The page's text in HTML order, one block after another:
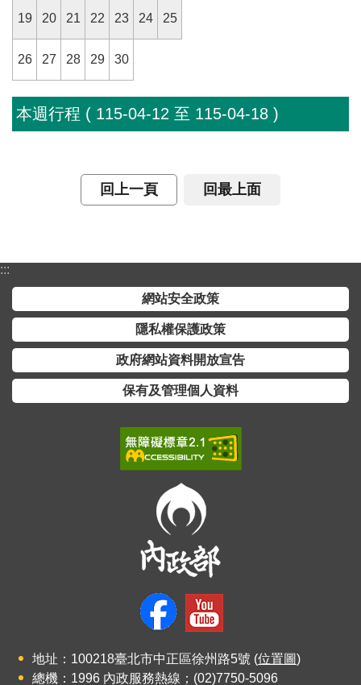
主
政
訊
息
互
流
回
首
雙
語
19 20 21 22 23 24 25
26 27 28 29 30
本週行程 ( 115-04-12 至 115-04-18 )
回上一頁 回最上面
:::
網站安全政策
隱私權保護政策
政府網站資料開放宣告
保有及管理個人資料
地址：100218臺北市中正區徐州路5號 (位置圖)
總機：1996 內政服務熱線；(02)7750-5096